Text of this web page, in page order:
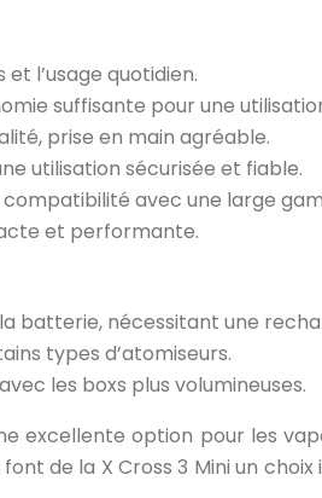
l’usage quotidien.
suffisante pour une
prise en main agréable.
utilisation sécurisée et fiable.
avec une large
et performante.
batterie, nécessitant une
types d’atomiseurs.
les boxs plus volumineuses.
excellente option pour les
de la X Cross 3 Mini un